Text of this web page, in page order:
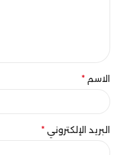
الاسم *
البريد الإلكتروني *